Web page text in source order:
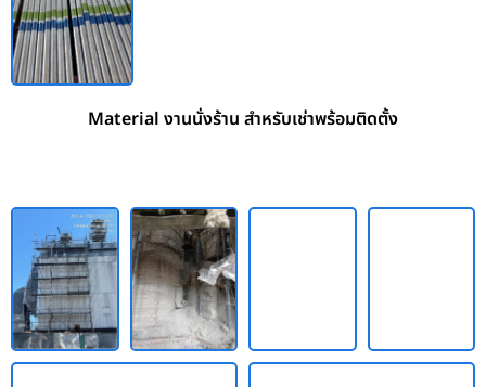
Material งานนั่งร้าน สำหรับเช่าพร้อมติดตั้ง